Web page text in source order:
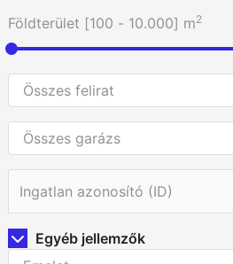
Földterület [100 - 10.000] m2
Egyéb jellemzők